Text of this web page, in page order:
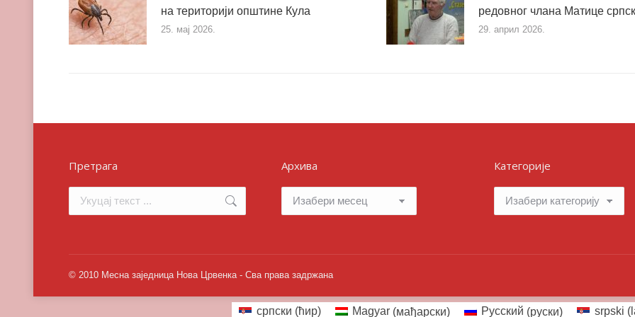
на територији општине Кула
25. мај 2026.
редовног члана Матице
29. април 2026.
Претрага Архива Категорије
© 2010 Месна заједница Нова Црвенка - Сва права задржана
српски (ћир) Magyar (мађарски) Русский (руски) srpski